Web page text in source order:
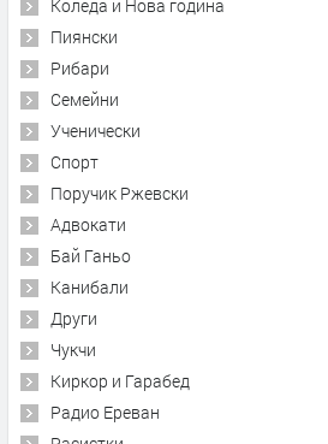
Коледа и Нова година
Пиянски
Рибари
Семейни
Ученически
Спорт
Поручик Ржевски
Адвокати
Бай Ганьо
Канибали
Други
Чукчи
Киркор и Гарабед
Радио Ереван